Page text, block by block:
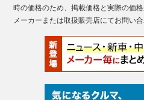
時の価格のため、掲載価格と実際の価
メーカーまたは取扱販売店にてお問い合